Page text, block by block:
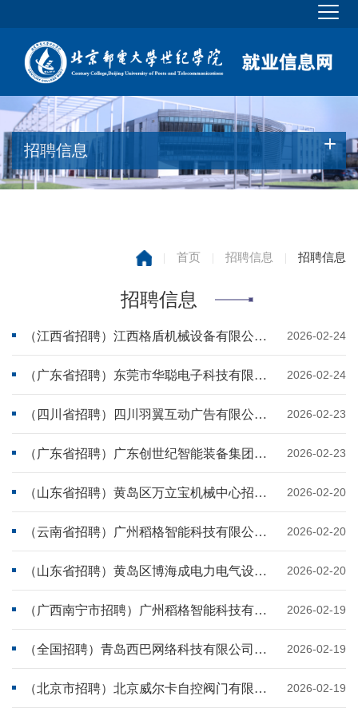
招聘信息
| 首页 | 招聘信息 | 招聘信息
招聘信息
2026-02-24
（江西省招聘）江西格盾机械设备有限公司招聘.docx
2026-02-24
（广东省招聘）东莞市华聪电子科技有限公司招聘.docx
2026-02-23
（四川省招聘）四川羽翼互动广告有限公司招聘.docx
2026-02-23
（广东省招聘）广东创世纪智能装备集团股份有限公司招聘.docx
2026-02-20
（山东省招聘）黄岛区万立宝机械中心招聘.docx
2026-02-20
（云南省招聘）广州稻格智能科技有限公司招聘.docx
2026-02-20
（山东省招聘）黄岛区博海成电力电气设备制造店招聘.docx
2026-02-19
（广西南宁市招聘）广州稻格智能科技有限公司招聘.docx
2026-02-19
（全国招聘）青岛西巴网络科技有限公司招聘.docx
2026-02-19
（北京市招聘）北京威尔卡自控阀门有限责任公司招聘.docx